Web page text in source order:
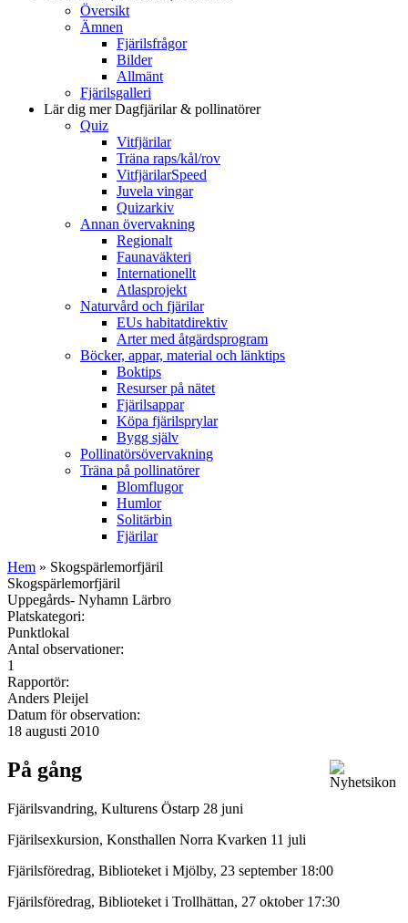
Översikt
Ämnen
Fjärilsfrågor
Bilder
Allmänt
Fjärilsgalleri
Lär dig merDagfjärilar & pollinatörer
Quiz
Vitfjärilar
Träna raps/kål/rov
VitfjärilarSpeed
Juvela vingar
Quizarkiv
Annan övervakning
Regionalt
Faunaväkteri
Internationellt
Atlasprojekt
Naturvård och fjärilar
EUs habitatdirektiv
Arter med åtgärdsprogram
Böcker, appar, material och länktips
Boktips
Resurser på nätet
Fjärilsappar
Köpa fjärilsprylar
Bygg själv
Pollinatörsövervakning
Träna på pollinatörer
Blomflugor
Humlor
Solitärbin
Fjärilar
Hem » Skogspärlemorfjäril
Skogspärlemorfjäril
Uppegårds- Nyhamn Lärbro
Platskategori:
Punktlokal
Antal observationer:
1
Rapportör:
Anders Pleijel
Datum för observation:
18 augusti 2010
På gång
Fjärilsvandring, Kulturens Östarp 28 juni
Fjärilsexkursion, Konsthallen Norra Kvarken 11 juli
Fjärilsföredrag, Biblioteket i Mjölby, 23 september 18:00
Fjärilsföredrag, Biblioteket i Trollhättan, 27 oktober 17:30